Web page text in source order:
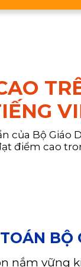
Bộ Giáo
điểm cao
BỘ
nắm vững